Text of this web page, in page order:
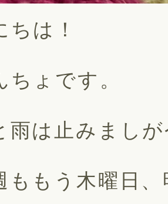
ちは！
ちょです。
雨は止みまし
ももう木曜日